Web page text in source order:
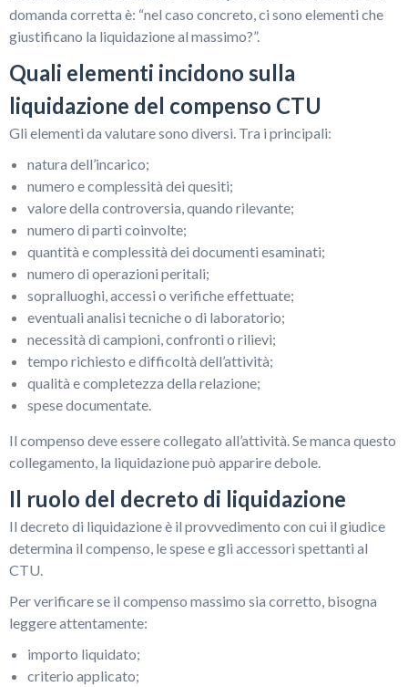
domanda corretta è: “nel caso concreto, ci sono elementi che
giustificano la liquidazione al massimo?”.
Quali elementi incidono sulla
liquidazione del compenso CTU
Gli elementi da valutare sono diversi. Tra i principali:
natura dell’incarico;
numero e complessità dei quesiti;
valore della controversia, quando rilevante;
numero di parti coinvolte;
quantità e complessità dei documenti esaminati;
numero di operazioni peritali;
sopralluoghi, accessi o verifiche effettuate;
eventuali analisi tecniche o di laboratorio;
necessità di campioni, confronti o rilievi;
tempo richiesto e difficoltà dell’attività;
qualità e completezza della relazione;
spese documentate.
Il compenso deve essere collegato all’attività. Se manca questo
collegamento, la liquidazione può apparire debole.
Il ruolo del decreto di liquidazione
Il decreto di liquidazione è il provvedimento con cui il giudice
determina il compenso, le spese e gli accessori spettanti al
CTU.
Per verificare se il compenso massimo sia corretto, bisogna
leggere attentamente:
importo liquidato;
criterio applicato;